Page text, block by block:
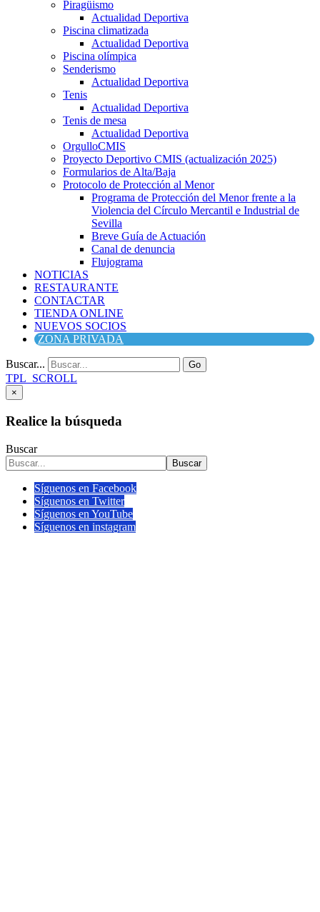
Piragüismo
Actualidad Deportiva
Piscina climatizada
Actualidad Deportiva
Piscina olímpica
Senderismo
Actualidad Deportiva
Tenis
Actualidad Deportiva
Tenis de mesa
Actualidad Deportiva
OrgulloCMIS
Proyecto Deportivo CMIS (actualización 2025)
Formularios de Alta/Baja
Protocolo de Protección al Menor
Programa de Protección del Menor frente a la
Violencia del Círculo Mercantil e Industrial de
Sevilla
Breve Guía de Actuación
Canal de denuncia
Flujograma
NOTICIAS
RESTAURANTE
CONTACTAR
TIENDA ONLINE
NUEVOS SOCIOS
ZONA PRIVADA
Buscar... Go
TPL_SCROLL
×
Realice la búsqueda
Buscar
Buscar
Síguenos en Facebook
Síguenos en Twitter
Síguenos en YouTube
Síguenos en instagram